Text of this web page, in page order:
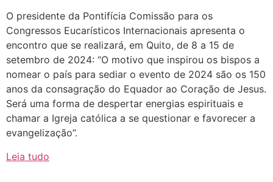
O presidente da Pontifícia Comissão para os
Congressos Eucarísticos Internacionais apresenta o
encontro que se realizará, em Quito, de 8 a 15 de
setembro de 2024: “O motivo que inspirou os bispos a
nomear o país para sediar o evento de 2024 são os 150
anos da consagração do Equador ao Coração de Jesus.
Será uma forma de despertar energias espirituais e
chamar a Igreja católica a se questionar e favorecer a
evangelização”.
Leia tudo